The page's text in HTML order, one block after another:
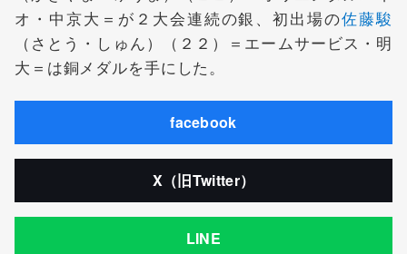
オ・中京大＝が２大会連続の銀、初出場の佐藤駿
（さとう・しゅん）（２２）＝エームサービス・明
大＝は銅メダルを手にした。
facebook
X（旧Twitter）
LINE